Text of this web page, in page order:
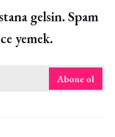
gelsin. Spam
yemek.
Abone ol